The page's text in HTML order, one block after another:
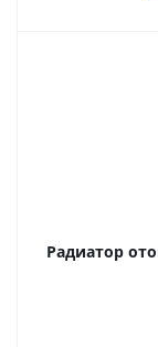
Радиатор отопления Умница